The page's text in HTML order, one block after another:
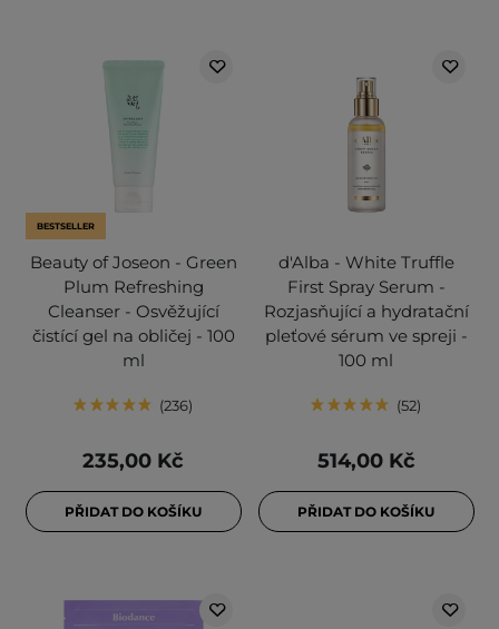
BESTSELLER
Beauty of Joseon - Green
Plum Refreshing
Cleanser - Osvěžující
čistící gel na obličej - 100
ml
236
235,00 Kč
PŘIDAT DO KOŠÍKU
d'Alba - White Truffle
First Spray Serum -
Rozjasňující a hydratační
pleťové sérum ve spreji -
100 ml
52
514,00 Kč
PŘIDAT DO KOŠÍKU